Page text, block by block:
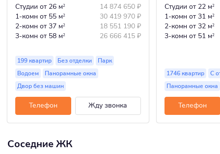
Студии от 26 м2 14 874 650 ₽
1-комн от 55 м2 30 419 970 ₽
2-комн от 37 м2 18 551 190 ₽
3-комн от 58 м2 26 666 415 ₽
199 квартир Без отделки
Парк
Водоем
Панорамные окна
Двор без машин
Телефон Жду звонка
Студии от 22 м2
1-комн от 31 м2
2-комн от 32 м2
3-комн от 51 м2
1746 квартир
С
Панорамные окна
Телефон
Соседние ЖК